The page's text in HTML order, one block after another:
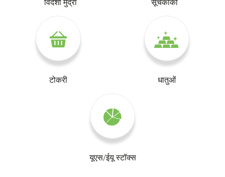
टोकरी धातुओं
यूएस/ईयू स्टॉक्स